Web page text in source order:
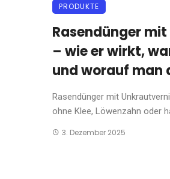
PRODUKTE
Rasendünger
– wie er wirkt,
und worauf man
Rasendünger mit
ohne Klee, Löwenzahn oder
3. Dezember 2025